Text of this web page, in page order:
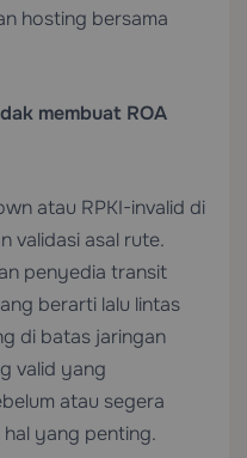
hosting bersama
membuat ROA
atau RPKI-invalid di
validasi asal rute.
penyedia transit
berarti lalu lintas
di batas jaringan
valid yang
atau segera
yang penting.